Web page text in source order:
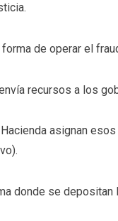
de operar el
recursos a los
asignan
donde se